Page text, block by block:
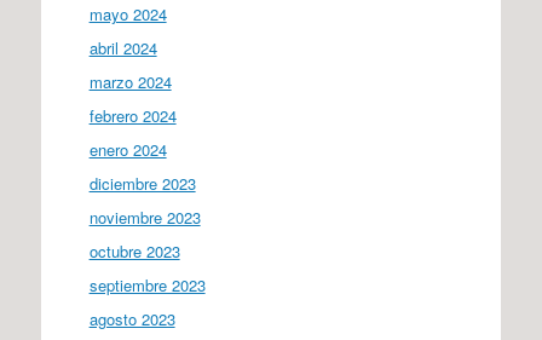
mayo 2024
abril 2024
marzo 2024
febrero 2024
enero 2024
diciembre 2023
noviembre 2023
octubre 2023
septiembre 2023
agosto 2023